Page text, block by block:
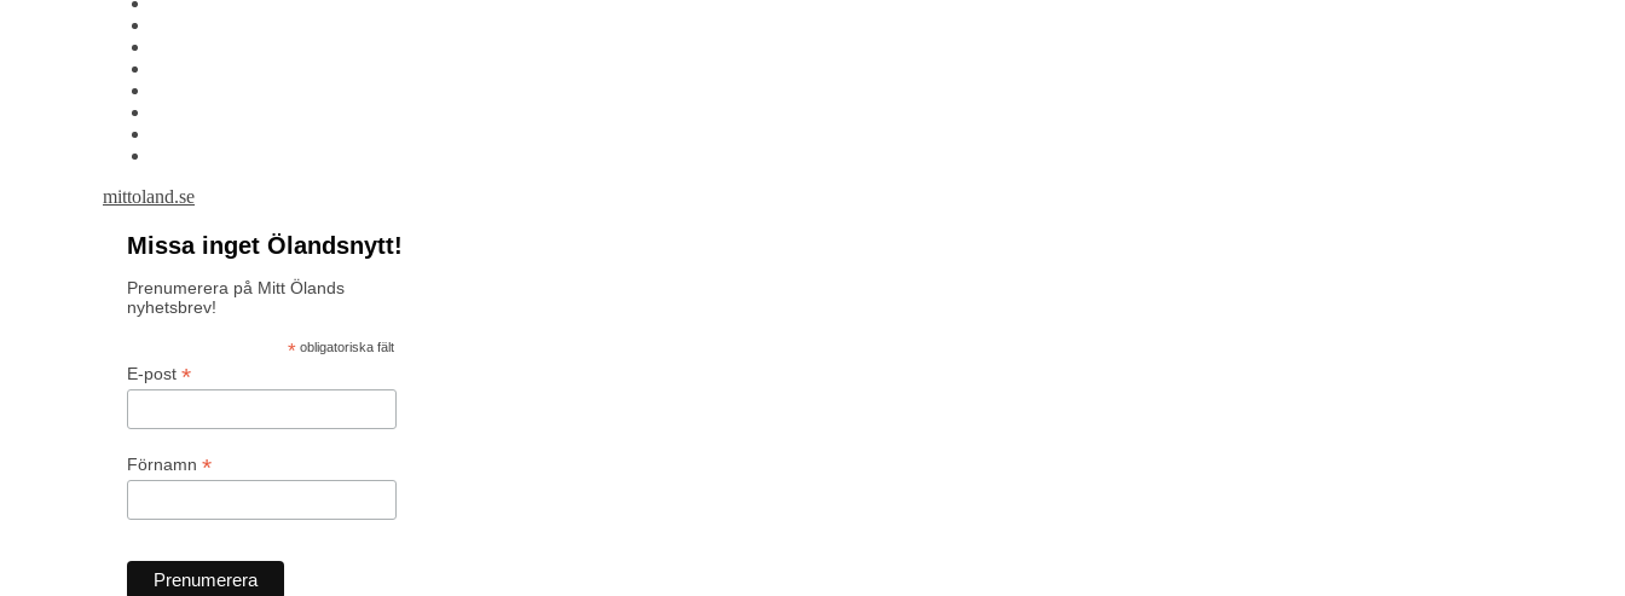
mittoland.se
Missa inget Ölandsnytt!
Prenumerera på Mitt Ölands
nyhetsbrev!
*obligatoriska fält
E-post *
Förnamn *